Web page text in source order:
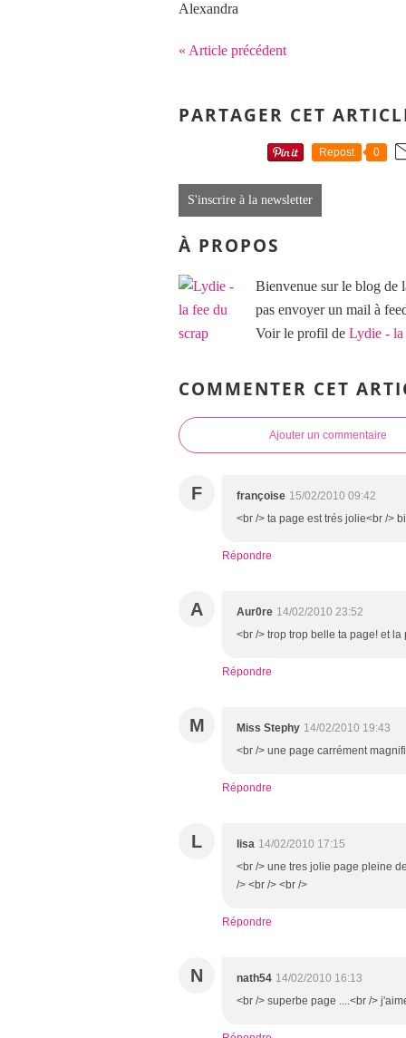
Alexandra
« Article précédent
PARTAGER CET
Repost 0
S'inscrire à la newsletter
À PROPOS
Bienvenue sur le blog de
pas envoyer un mail à
Voir le profil de Lydie - la
COMMENTER CET
Ajouter un commentaire
F françoise 15/02/2010 09:42
<br /> ta page est trés jolie<br />
Répondre
A Aur0re 14/02/2010 23:52
<br /> trop trop belle ta page! et la
Répondre
M Miss Stephy 14/02/2010 19:43
<br /> une page carrément
Répondre
L lisa 14/02/2010 17:15
<br /> une tres jolie page pleine
/> <br /> <br />
Répondre
N nath54 14/02/2010 16:13
<br /> superbe page ....<br />